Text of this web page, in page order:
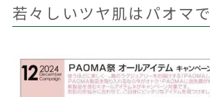
若々しいツヤ肌はパオマ